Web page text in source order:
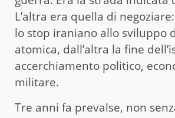
L’altra era quella di
lo stop iraniano allo sviluppo
atomica, dall’altra la fine
accerchiamento politico,
militare.
Tre anni fa prevalse, non